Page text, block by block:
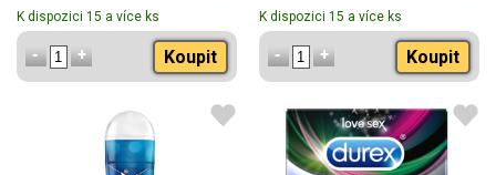
K dispozici 15 a více ks
Koupit
K dispozici 15 a více ks
Koupit